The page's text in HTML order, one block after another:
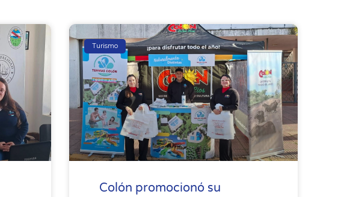
Turismo
Colón promocionó su